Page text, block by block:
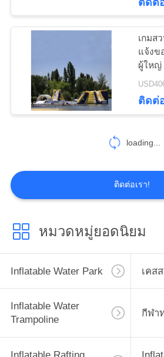
Inflatable
Arena
Inflatable
Gymnastics
Track
เกมส
แจ้งข
ผู้ใหญ่
ทำให้
ติดต่
loading...
ติดต่อเรา!
หมวดหมู่ยอดนิยม
Inflatable Water Park เคส
Inflatable Water
Trampoline
กีฬา